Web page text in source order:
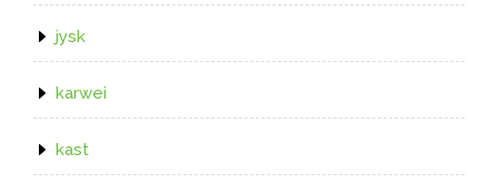
jysk
karwei
kast